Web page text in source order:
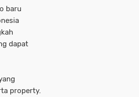
baru
dapat
property.